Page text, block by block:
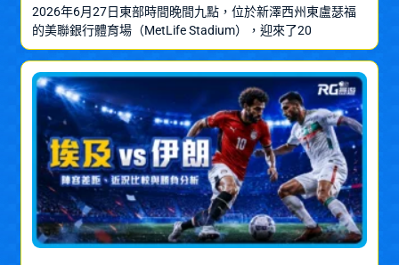
2026年6月27日東部時間晚間九點，位於新澤西州東盧瑟福
的美聯銀行體育場（MetLife Stadium），迎來了20